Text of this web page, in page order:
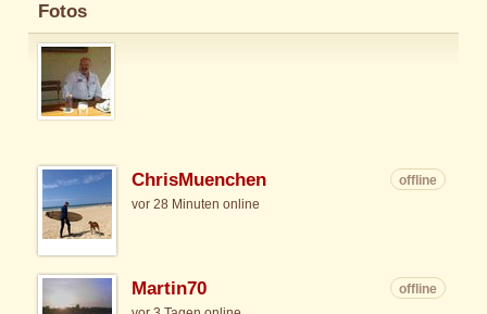
Fotos
ChrisMuenchen
offline
vor 28 Minuten online
Martin70
offline